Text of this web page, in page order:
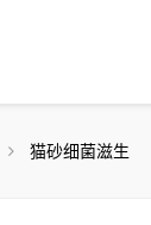
猫砂细菌滋生